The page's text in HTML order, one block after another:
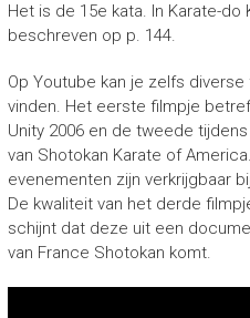
Het is de 15e kata. In Karate-do
beschreven op p. 144.
Op Youtube kan je zelfs
vinden. Het eerste filmpje
Unity 2006 en de tweede
van Shotokan Karate of
evenementen zijn verkrijgbaar
De kwaliteit van het derde
schijnt dat deze uit een
van France Shotokan komt.